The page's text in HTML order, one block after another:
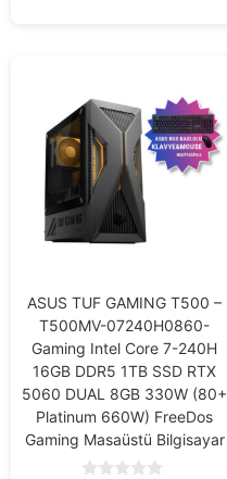
ASUS TUF GAMING T500 –
T500MV-07240H0860-
Gaming Intel Core 7-240H
16GB DDR5 1TB SSD RTX
5060 DUAL 8GB 330W (80+
Platinum 660W) FreeDos
Gaming Masaüstü Bilgisayar